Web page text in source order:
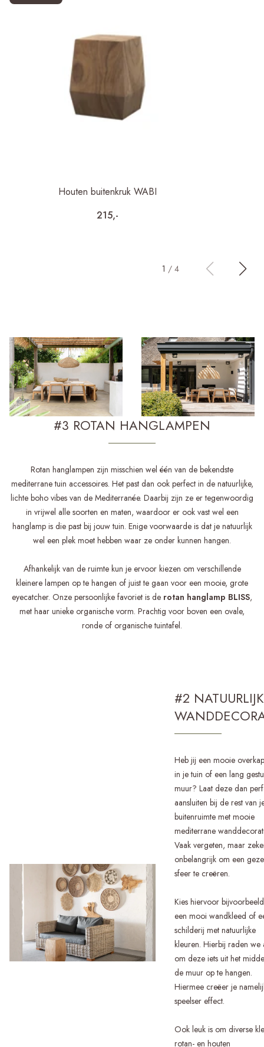
Houten buitenkruk WABI
215,-
1 / 4
#3 ROTAN HANGLAMPEN
Rotan hanglampen zijn misschien wel één van de bekendste
mediterrane tuin accessoires. Het past dan ook perfect in de natuurlijke,
lichte boho vibes van de Mediterranée. Daarbij zijn ze er tegenwoordig
in vrijwel alle soorten en maten, waardoor er ook vast wel een
hanglamp is die past bij jouw tuin. Enige voorwaarde is dat je natuurlijk
wel een plek moet hebben waar ze onder kunnen hangen.
Afhankelijk van de ruimte kun je ervoor kiezen om verschillende
kleinere lampen op te hangen of juist te gaan voor een mooie, grote
eyecatcher. Onze persoonlijke favoriet is de rotan hanglamp BLISS,
met haar unieke organische vorm. Prachtig voor boven een ovale,
ronde of organische tuintafel.
#2
Heb jij een mooie
in je tuin of een lang
muur? Laat deze dan
aansluiten bij de rest van
buitenruimte met mooie
mediterrane
Vaak vergeten, maar
onbelangrijk om een
sfeer te creëren.
Kies hiervoor
een mooi wandkleed of
schilderij met natuurlijke
kleuren. Hierbij raden we
om deze iets uit het
de muur op te hangen.
Hiermee creëer je
speelser effect.
Ook leuk is om diverse
rotan- en houten